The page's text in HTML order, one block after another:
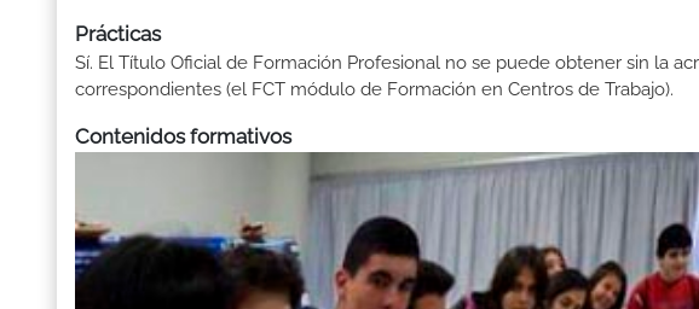
Prácticas
Sí. El Título Oficial de Formación Profesional no se puede obtener sin la
correspondientes (el FCT módulo de Formación en Centros de Trabajo).
Contenidos formativos